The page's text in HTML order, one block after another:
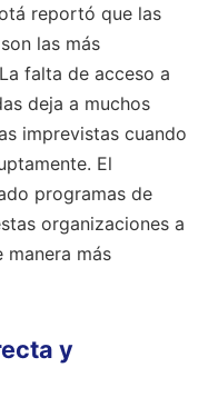
reportó que las
las más
falta de acceso a
deja a muchos
imprevistas cuando
El
programas de
organizaciones a
más
y